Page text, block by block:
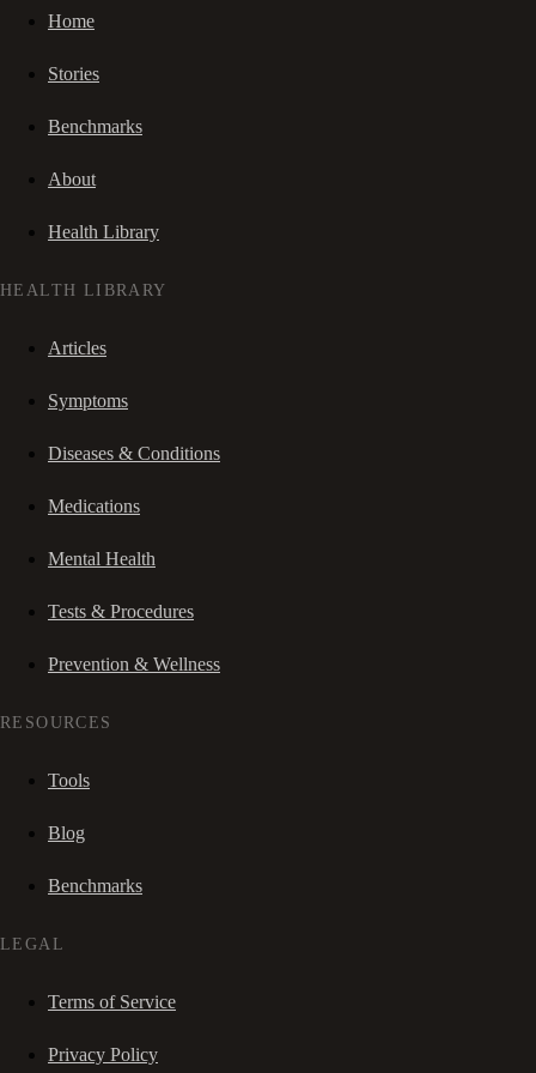
Home
Stories
Benchmarks
About
Health Library
HEALTH LIBRARY
Articles
Symptoms
Diseases & Conditions
Medications
Mental Health
Tests & Procedures
Prevention & Wellness
RESOURCES
Tools
Blog
Benchmarks
LEGAL
Terms of Service
Privacy Policy